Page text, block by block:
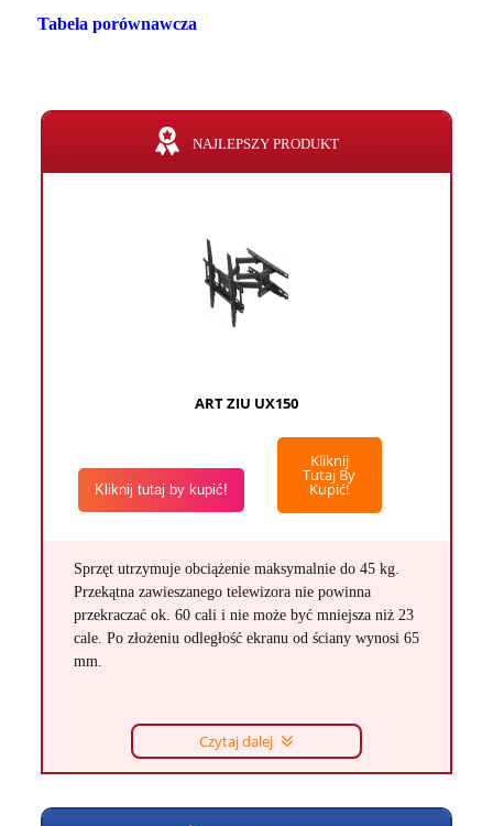
Tabela porównawcza
NAJLEPSZY PRODUKT
ART ZIU UX150
Kliknij tutaj by kupić!
Kliknij
Tutaj By
Kupić!
Sprzęt utrzymuje obciążenie maksymalnie do 45 kg.
Przekątna zawieszanego telewizora nie powinna
przekraczać ok. 60 cali i nie może być mniejsza niż 23
cale. Po złożeniu odległość ekranu od ściany wynosi 65
mm.
Czytaj dalej